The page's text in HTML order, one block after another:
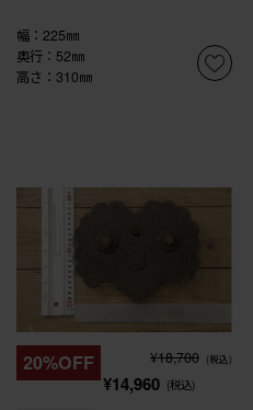
幅：225㎜
奥行：52㎜
高さ：310㎜
20%OFF ¥18,700 (税込)
¥14,960 (税込)